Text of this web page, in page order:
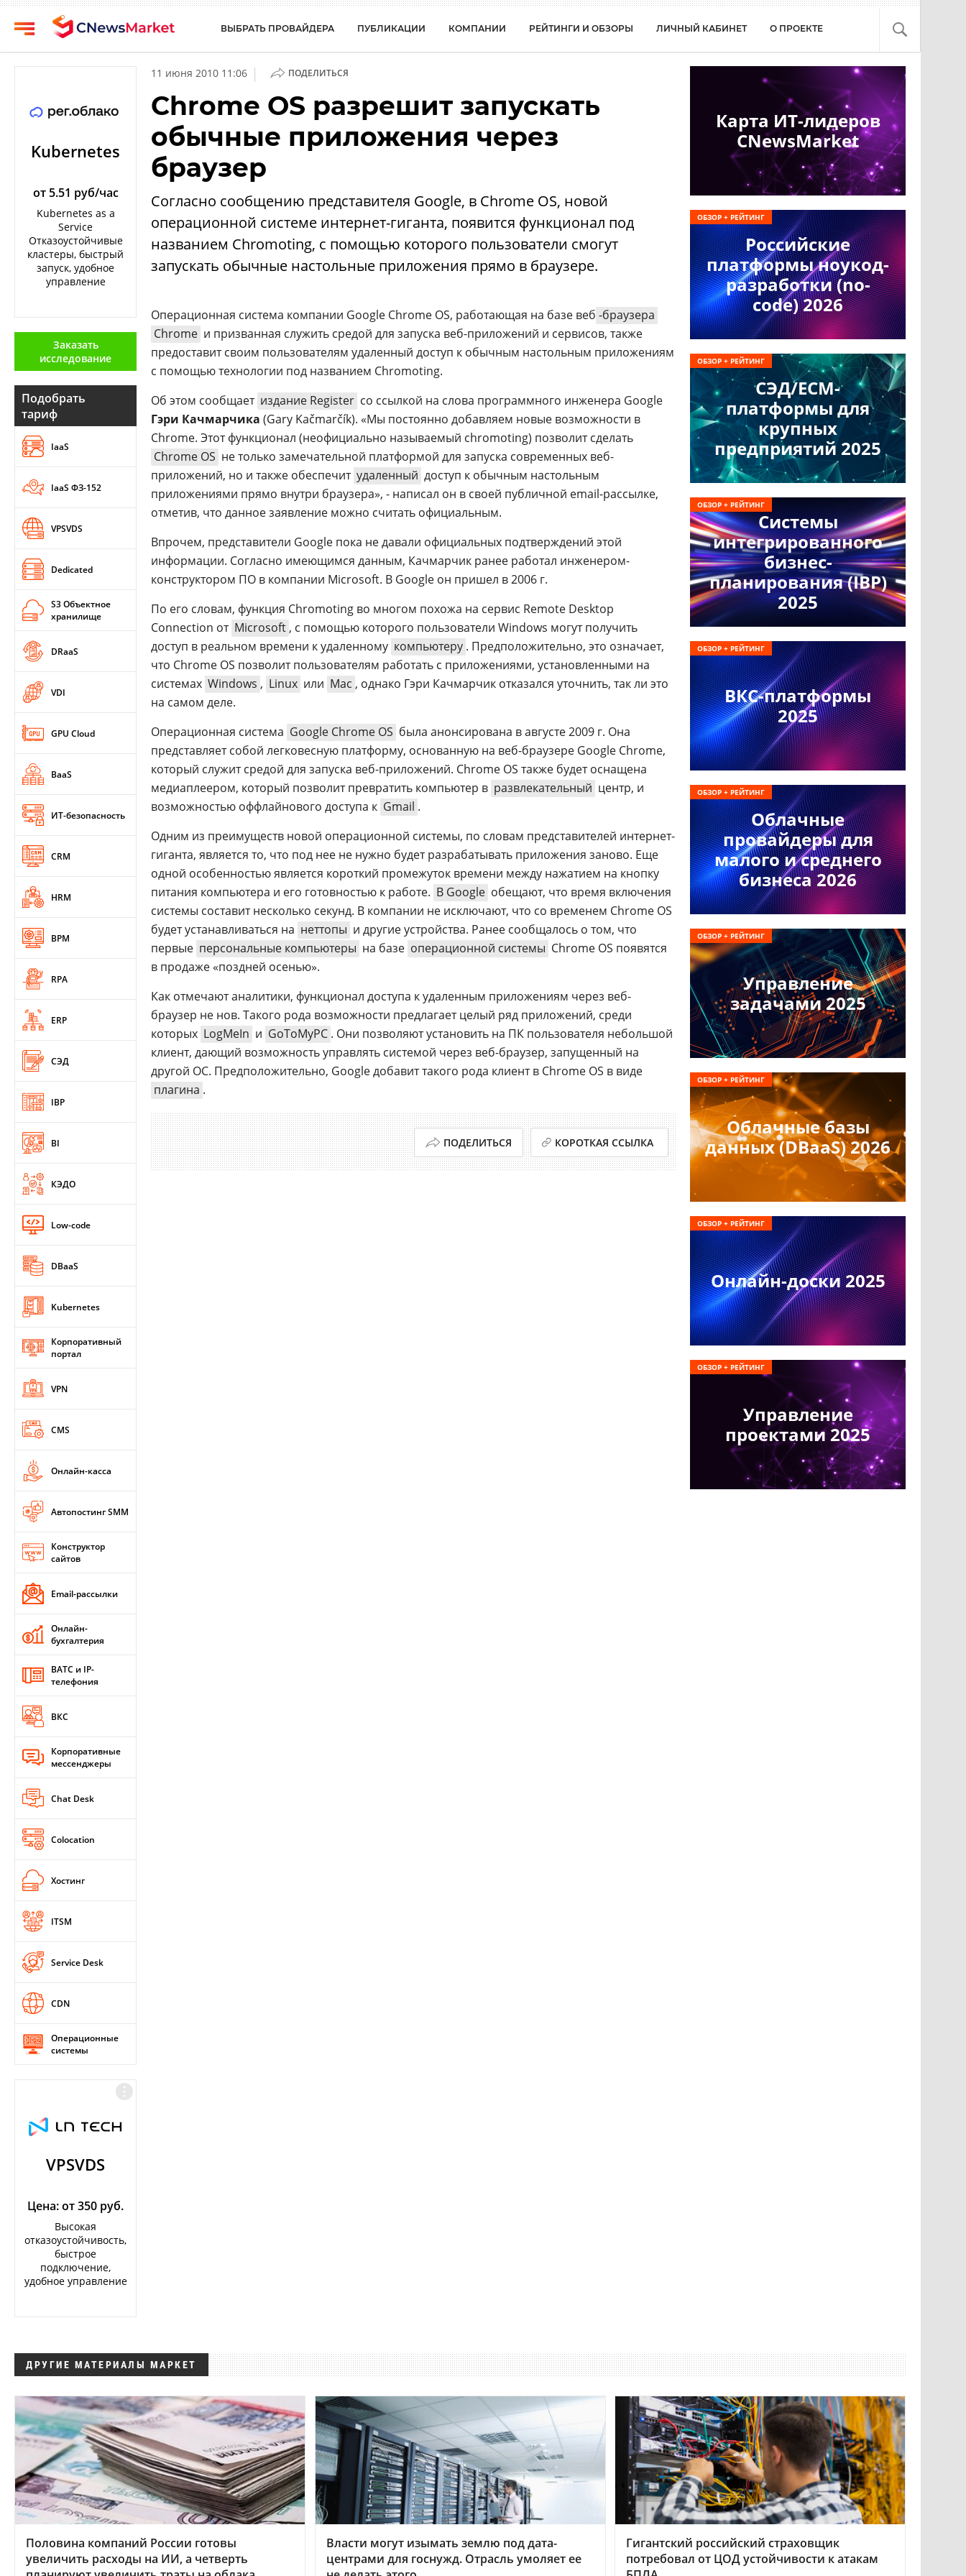
Публикации
обзоры
Личный
кабинет
проекте
Аналитика
Конференции
Техника
издании
Вакансии
Контакты
Telegram
Конференции
Техника
ВЫБРАТЬ ПРОВАЙДЕРА ПУБЛИКАЦИИ КОМПАНИИ РЕЙТИНГИ И ОБЗОРЫ ЛИЧНЫЙ КАБИНЕТ О ПРОЕКТЕ
Kubernetes
от 5.51 руб/час
Kubernetes as a
Service
Отказоустойчивые
кластеры, быстрый
запуск, удобное
управление
Заказать
исследование
Подобрать
тариф
IaaS
IaaS ФЗ-152
VPSVDS
Dedicated
S3 Объектное
хранилище
DRaaS
VDI
GPU Cloud
BaaS
ИТ-безопасность
CRM
HRM
BPM
RPA
ERP
СЭД
IBP
BI
КЭДО
Low-code
DBaaS
Kubernetes
Корпоративный
портал
VPN
CMS
Онлайн-касса
Автопостинг SMM
Конструктор
сайтов
Email-рассылки
Онлайн-
бухгалтерия
ВАТС и IP-
телефония
ВКС
Корпоративные
мессенджеры
Chat Desk
Colocation
Хостинг
ITSM
Service Desk
CDN
Операционные
системы
VPSVDS
Цена: от 350 руб.
Высокая
отказоустойчивость,
быстрое
подключение,
удобное управление
11 июня 2010 11:06 | ПОДЕЛИТЬСЯ
Chrome OS разрешит запускать
обычные приложения через
браузер
Согласно сообщению представителя Google, в Chrome OS, новой
операционной системе интернет-гиганта, появится функционал под
названием Chromoting, с помощью которого пользователи смогут
запускать обычные настольные приложения прямо в браузере.
Операционная система компании Google Chrome OS, работающая на базе веб -браузера
Chrome и призванная служить средой для запуска веб-приложений и сервисов, также
предоставит своим пользователям удаленный доступ к обычным настольным приложениям
с помощью технологии под названием Chromoting.
Об этом сообщает издание Register со ссылкой на слова программного инженера Google
Гэри Качмарчика (Gary Kačmarčík). «Мы постоянно добавляем новые возможности в
Chrome. Этот функционал (неофициально называемый chromoting) позволит сделать
Chrome OS не только замечательной платформой для запуска современных веб-
приложений, но и также обеспечит удаленный доступ к обычным настольным
приложениями прямо внутри браузера», - написал он в своей публичной email-рассылке,
отметив, что данное заявление можно считать официальным.
Впрочем, представители Google пока не давали официальных подтверждений этой
информации. Согласно имеющимся данным, Качмарчик ранее работал инженером-
конструктором ПО в компании Microsoft. В Google он пришел в 2006 г.
По его словам, функция Chromoting во многом похожа на сервис Remote Desktop
Connection от Microsoft , с помощью которого пользователи Windows могут получить
доступ в реальном времени к удаленному компьютеру . Предположительно, это означает,
что Chrome OS позволит пользователям работать с приложениями, установленными на
системах Windows , Linux или Mac , однако Гэри Качмарчик отказался уточнить, так ли это
на самом деле.
Операционная система Google Chrome OS была анонсирована в августе 2009 г. Она
представляет собой легковесную платформу, основанную на веб-браузере Google Chrome,
который служит средой для запуска веб-приложений. Chrome OS также будет оснащена
медиаплеером, который позволит превратить компьютер в развлекательный центр, и
возможностью оффлайнового доступа к Gmail .
Одним из преимуществ новой операционной системы, по словам представителей интернет-
гиганта, является то, что под нее не нужно будет разрабатывать приложения заново. Еще
одной особенностью является короткий промежуток времени между нажатием на кнопку
питания компьютера и его готовностью к работе. В Google обещают, что время включения
системы составит несколько секунд. В компании не исключают, что со временем Chrome OS
будет устанавливаться на неттопы и другие устройства. Ранее сообщалось о том, что
первые персональные компьютеры на базе операционной системы Chrome OS появятся
в продаже «поздней осенью».
Как отмечают аналитики, функционал доступа к удаленным приложениям через веб-
браузер не нов. Такого рода возможности предлагает целый ряд приложений, среди
которых LogMeIn и GoToMyPC . Они позволяют установить на ПК пользователя небольшой
клиент, дающий возможность управлять системой через веб-браузер, запущенный на
другой ОС. Предположительно, Google добавит такого рода клиент в Chrome OS в виде
плагина .
ПОДЕЛИТЬСЯ КОРОТКАЯ ССЫЛКА
Карта ИТ-лидеров
CNewsMarket
Российские
платформы ноукод-
разработки (no-
code) 2026
ОБЗОР + РЕЙТИНГ
СЭД/ECM-
платформы для
крупных
предприятий 2025
ОБЗОР + РЕЙТИНГ
Системы
интегрированного
бизнес-
планирования (IBP)
2025
ОБЗОР + РЕЙТИНГ
ВКС-платформы
2025
ОБЗОР + РЕЙТИНГ
Облачные
провайдеры для
малого и среднего
бизнеса 2026
ОБЗОР + РЕЙТИНГ
Управление
задачами 2025
ОБЗОР + РЕЙТИНГ
Облачные базы
данных (DBaaS) 2026
ОБЗОР + РЕЙТИНГ
Онлайн-доски 2025
ОБЗОР + РЕЙТИНГ
Управление
проектами 2025
ОБЗОР + РЕЙТИНГ
ДРУГИЕ МАТЕРИАЛЫ МАРКЕТ
Половина компаний России готовы
увеличить расходы на ИИ, а четверть
Власти могут изымать землю под дата-
центрами для госнужд. Отрасль умоляет ее
Гигантский российский страховщик
потребовал от ЦОД устойчивости к атакам